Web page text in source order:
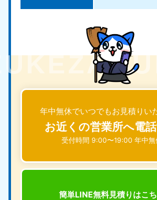
年中無休でいつでもお見積りい
お近くの営業所へ電
受付時間 9:00〜19:00 年中無
簡単LINE無料見積りはこ